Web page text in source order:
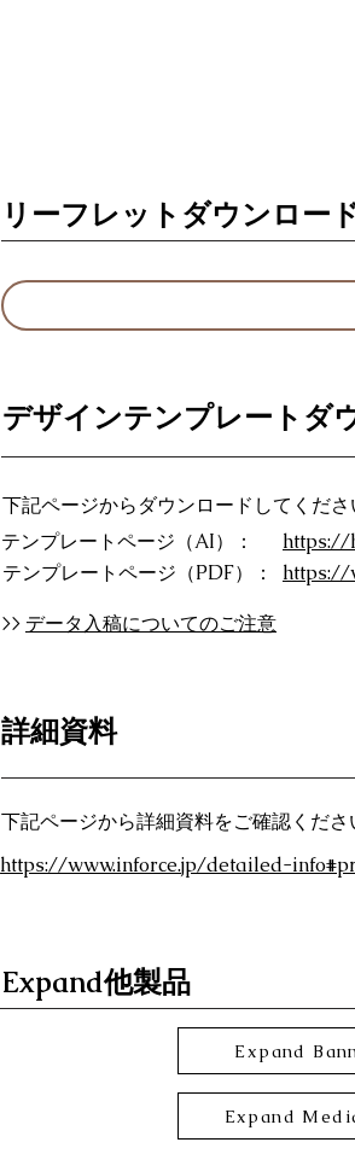
リーフレットダウンロー
デザインテンプレートダ
下記ページからダウンロードしてくださ
テンプレートページ（AI）：
テンプレートページ（PDF）：
https://
https://
>> データ入稿についてのご注意
詳細資料
下記ページから詳細資料をご確認くださ
https://www.inforce.jp/detailed-
Expand他製品
Expand
Expand